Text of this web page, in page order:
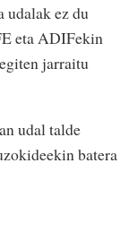
udalak ez du
eta ADIFekin
jarraitu
udal talde
batera